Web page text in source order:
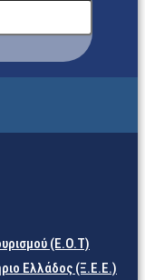
(Ε.Ο.Τ)
Ελλάδος (Ξ.Ε.Ε.)